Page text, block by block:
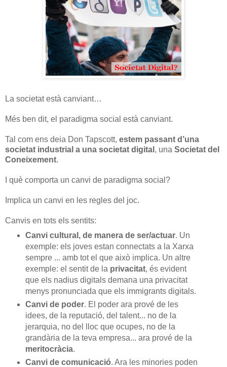
La societat està canviant…
Més ben dit, el paradigma social està canviant.
Tal com ens deia Don Tapscott, estem passant d’una
societat industrial a una societat digital , una Societat del
Coneixement.
I què comporta un canvi de paradigma social?
Implica un canvi en les regles del joc.
Canvis en tots els sentits:
Canvi cultural, de manera de ser/actuar. Un
exemple: els joves estan connectats a la Xarxa
sempre ... amb tot el que això implica. Un altre
exemple: el sentit de la privacitat, és evident
que els nadius digitals demana una privacitat
menys pronunciada que els immigrants digitals.
Canvi de poder. El poder ara prové de les
idees, de la reputació, del talent... no de la
jerarquia, no del lloc que ocupes, no de la
grandària de la teva empresa... ara prové de la
meritocràcia.
Canvi de comunicació. Ara les minories poden